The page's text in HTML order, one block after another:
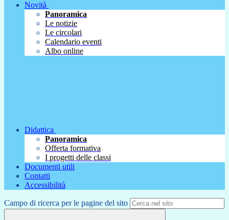
Novità
Panoramica
Le notizie
Le circolari
Calendario eventi
Albo online
Didattica
Panoramica
Offerta formativa
I progetti delle classi
Documenti utili
Contatti
Accessibilità
Campo di ricerca per le pagine del sito